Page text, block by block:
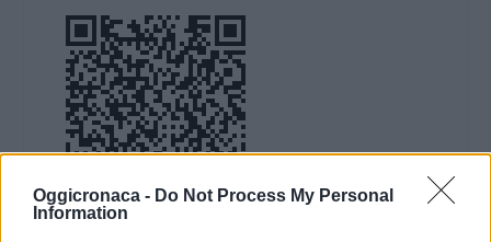
Oggicronaca - Do Not Process My Personal
Information